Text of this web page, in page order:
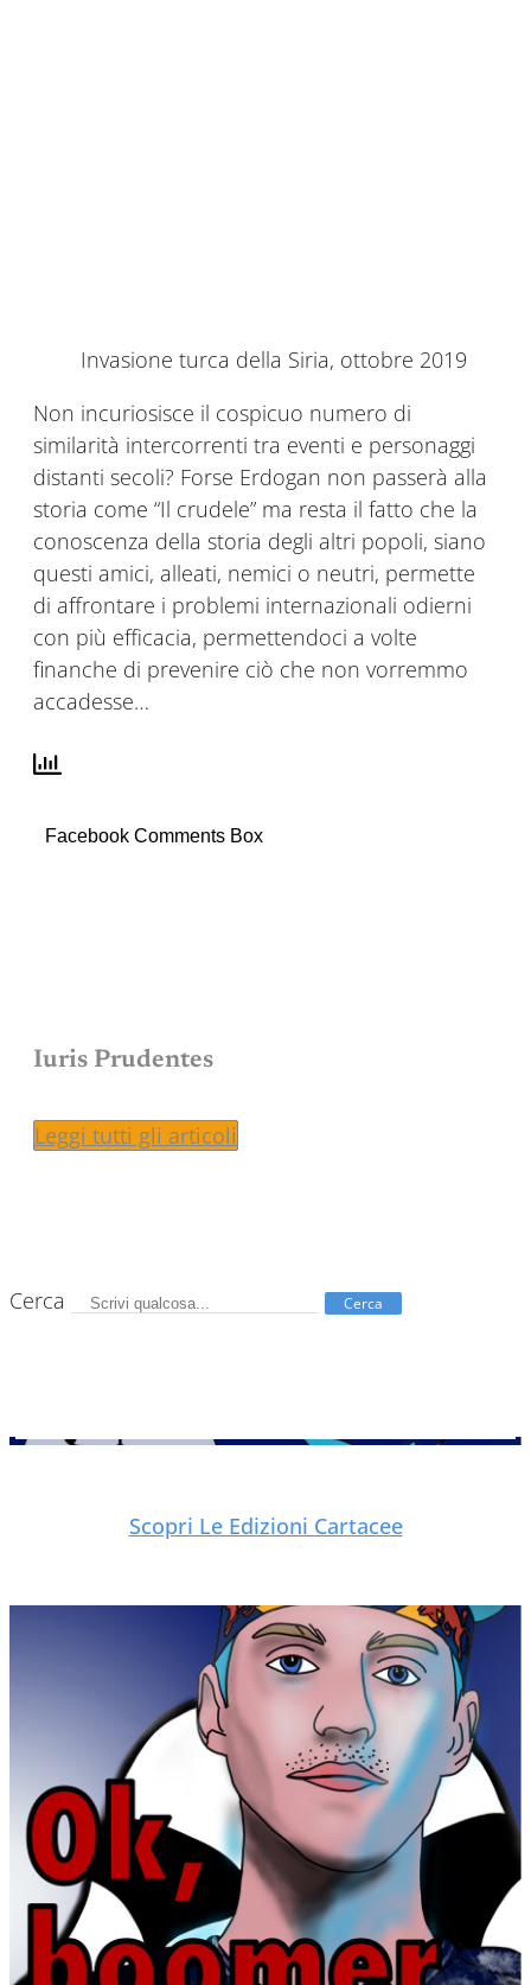
Invasione turca della Siria, ottobre 2019
Non incuriosisce il cospicuo numero di
similarità intercorrenti tra eventi e personaggi
distanti secoli? Forse Erdogan non passerà alla
storia come “Il crudele” ma resta il fatto che la
conoscenza della storia degli altri popoli, siano
questi amici, alleati, nemici o neutri, permette
di affrontare i problemi internazionali odierni
con più efficacia, permettendoci a volte
finanche di prevenire ciò che non vorremmo
accadesse…
Facebook Comments Box
Iuris Prudentes
Leggi tutti gli articoli
Cerca Cerca
Scopri Le Edizioni Cartacee